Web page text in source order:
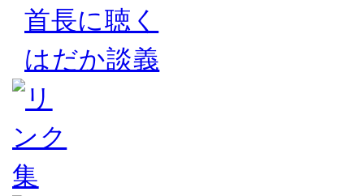
首長に聴く
はだか談義